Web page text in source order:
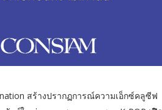
สร้างปรากฏการณ์ความเอ็กซ์คลูซีฟ